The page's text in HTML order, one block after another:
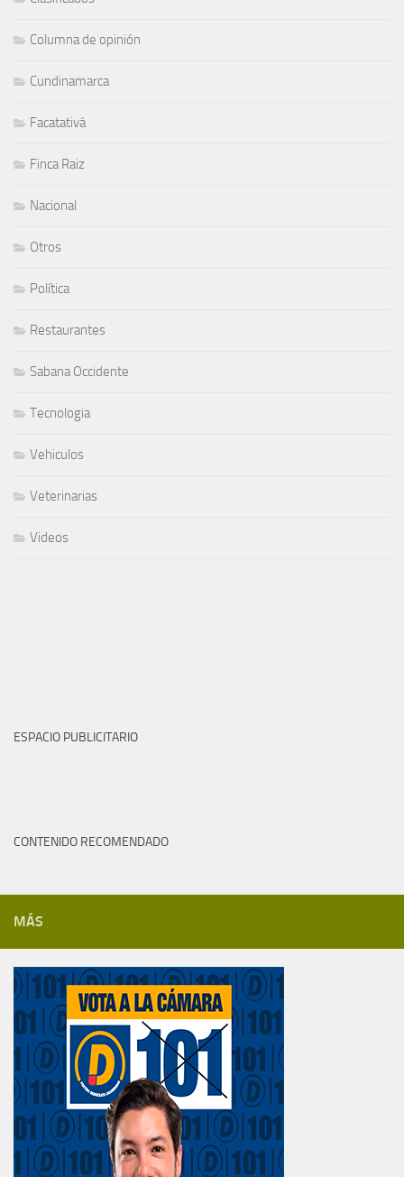
Columna de opinión
Cundinamarca
Facatativá
Finca Raiz
Nacional
Otros
Política
Restaurantes
Sabana Occidente
Tecnologia
Vehiculos
Veterinarias
Videos
ESPACIO PUBLICITARIO
CONTENIDO RECOMENDADO
MÁS